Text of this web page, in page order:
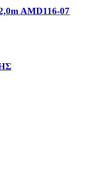
AMD116-07